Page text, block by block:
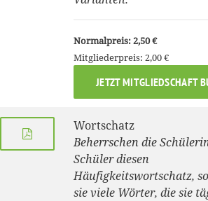
Normalpreis: 2,50 €
Mitgliederpreis: 2,00 €
JETZT MITGLIEDSCHAFT
Wortschatz
Beherrschen die
Schüler diesen
Häufigkeitswortschatz,
sie viele Wörter, die sie